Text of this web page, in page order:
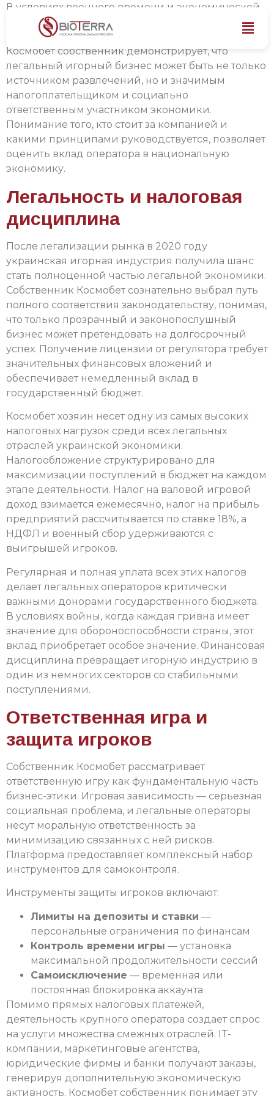
В условиях военного времени и экономической
турбулентности роль крупного бизнеса в
поддержке государства выходит на первый план.
Космобет собственник демонстрирует, что
легальный игорный бизнес может быть не только
источником развлечений, но и значимым
налогоплательщиком и социально
ответственным участником экономики.
Понимание того, кто стоит за компанией и
какими принципами руководствуется, позволяет
оценить вклад оператора в национальную
экономику.
Легальность и налоговая
дисциплина
После легализации рынка в 2020 году
украинская игорная индустрия получила шанс
стать полноценной частью легальной экономики.
Собственник Космобет сознательно выбрал путь
полного соответствия законодательству, понимая,
что только прозрачный и законопослушный
бизнес может претендовать на долгосрочный
успех. Получение лицензии от регулятора требует
значительных финансовых вложений и
обеспечивает немедленный вклад в
государственный бюджет.
Космобет хозяин несет одну из самых высоких
налоговых нагрузок среди всех легальных
отраслей украинской экономики.
Налогообложение структурировано для
максимизации поступлений в бюджет на каждом
этапе деятельности. Налог на валовой игровой
доход взимается ежемесячно, налог на прибыль
предприятий рассчитывается по ставке 18%, а
НДФЛ и военный сбор удерживаются с
выигрышей игроков.
Регулярная и полная уплата всех этих налогов
делает легальных операторов критически
важными донорами государственного бюджета.
В условиях войны, когда каждая гривна имеет
значение для обороноспособности страны, этот
вклад приобретает особое значение. Финансовая
дисциплина превращает игорную индустрию в
один из немногих секторов со стабильными
поступлениями.
Ответственная игра и
защита игроков
Собственник Космобет рассматривает
ответственную игру как фундаментальную часть
бизнес-этики. Игровая зависимость — серьезная
социальная проблема, и легальные операторы
несут моральную ответственность за
минимизацию связанных с ней рисков.
Платформа предоставляет комплексный набор
инструментов для самоконтроля.
Инструменты защиты игроков включают:
Лимиты на депозиты и ставки —
персональные ограничения по финансам
Контроль времени игры — установка
максимальной продолжительности сессий
Самоисключение — временная или
постоянная блокировка аккаунта
Помимо прямых налоговых платежей,
деятельность крупного оператора создает спрос
на услуги множества смежных отраслей. IT-
компании, маркетинговые агентства,
юридические фирмы и банки получают заказы,
генерируя дополнительную экономическую
активность. Космобет собственник понимает эту